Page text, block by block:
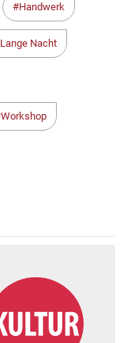
Handwerk
Lange Nacht
Workshop